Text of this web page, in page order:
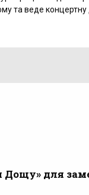
та веде концертну
Дощу» для